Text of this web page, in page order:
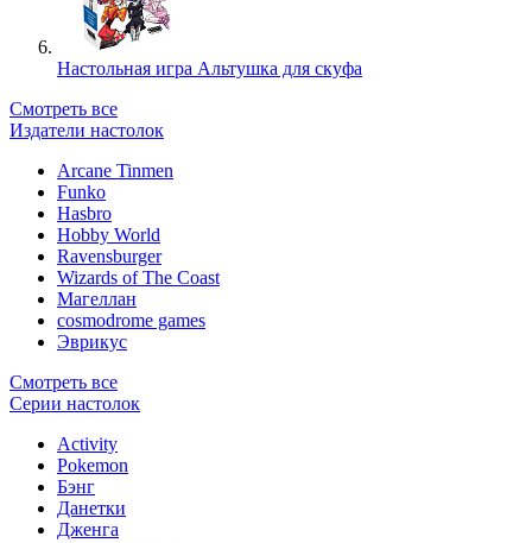
Настольная игра Альтушка для скуфа
Смотреть все
Издатели настолок
Arcane Tinmen
Funko
Hasbro
Hobby World
Ravensburger
Wizards of The Coast
Магеллан
сosmodrome games
Эврикус
Смотреть все
Серии настолок
Activity
Pokemon
Бэнг
Данетки
Дженга